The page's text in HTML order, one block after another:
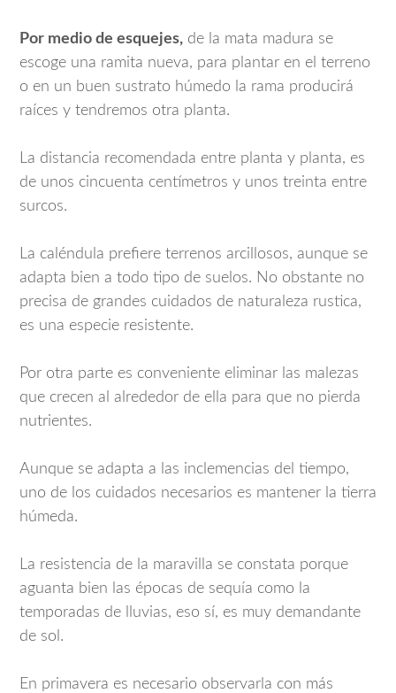
Por medio de esquejes, de la mata madura se
escoge una ramita nueva, para plantar en el terreno
o en un buen sustrato húmedo la rama producirá
raíces y tendremos otra planta.
La distancia recomendada entre planta y planta, es
de unos cincuenta centímetros y unos treinta entre
surcos.
La caléndula prefiere terrenos arcillosos, aunque se
adapta bien a todo tipo de suelos. No obstante no
precisa de grandes cuidados de naturaleza rustica,
es una especie resistente.
Por otra parte es conveniente eliminar las malezas
que crecen al alrededor de ella para que no pierda
nutrientes.
Aunque se adapta a las inclemencias del tiempo,
uno de los cuidados necesarios es mantener la tierra
húmeda.
La resistencia de la maravilla se constata porque
aguanta bien las épocas de sequía como la
temporadas de lluvias, eso sí, es muy demandante
de sol.
En primavera es necesario observarla con más